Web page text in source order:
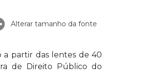
Alterar tamanho da fonte
a partir das lentes de 40
de Direito Público do